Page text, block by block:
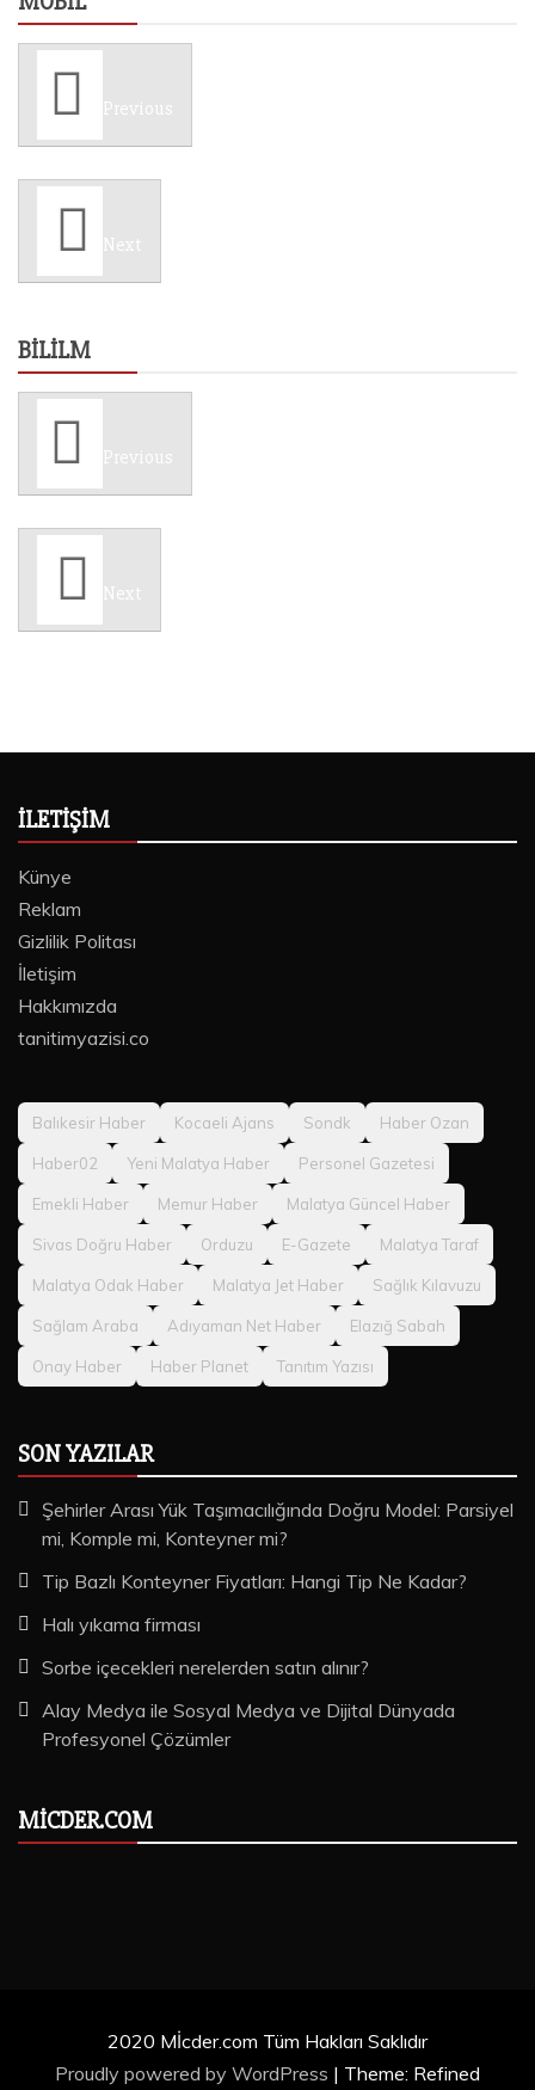
Previous
Next
BILILM
Previous
Next
İLETIŞIM
Künye
Reklam
Gizlilik Politası
İletişim
Hakkımızda
tanitimyazisi.co
Balıkesir Haber Kocaeli Ajans Sondk Haber Ozan
Haber02 Yeni Malatya Haber Personel Gazetesi
Emekli Haber Memur Haber Malatya Güncel Haber
Sivas Doğru Haber Orduzu E-Gazete Malatya Taraf
Malatya Odak Haber Malatya Jet Haber Sağlık Kılavuzu
Sağlam Araba Adıyaman Net Haber Elazığ Sabah
Onay Haber Haber Planet Tanıtım Yazısı
SON YAZILAR
Şehirler Arası Yük Taşımacılığında Doğru Model: Parsiyel
mi, Komple mi, Konteyner mi?
Tip Bazlı Konteyner Fiyatları: Hangi Tip Ne Kadar?
Halı yıkama firması
Sorbe içecekleri nerelerden satın alınır?
Alay Medya ile Sosyal Medya ve Dijital Dünyada
Profesyonel Çözümler
MICDER.COM
2020 Mİcder.com Tüm Hakları Saklıdır
Proudly powered by WordPress | Theme: Refined